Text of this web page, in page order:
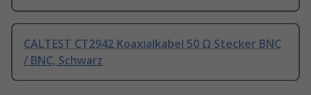
CALTEST CT2942 Koaxialkabel 50 Ω Stecker BNC
/ BNC, Schwarz